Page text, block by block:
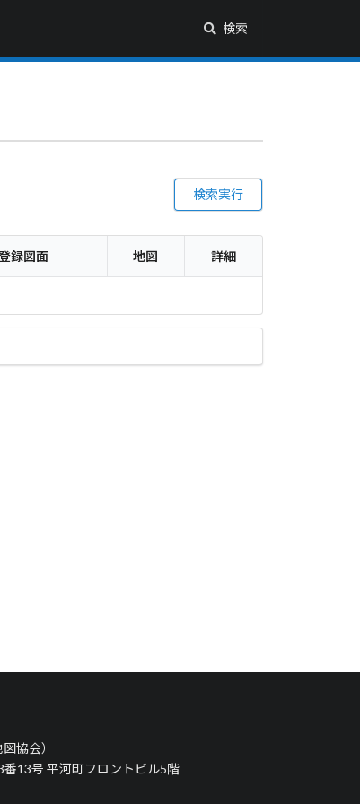
検索
検索実行
録図面 地図 詳細
協会）
13号 平河町フロントビル5階